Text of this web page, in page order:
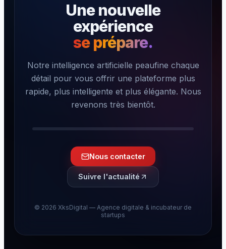
Une nouvelle
expérience
se prépare.
Notre intelligence artificielle peaufine chaque
détail pour vous offrir une plateforme plus
rapide, plus intelligente et plus élégante. Nous
revenons très bientôt.
Nous contacter
Suivre l'actualité
© 2026 XksDigital — Agence digitale & incubateur de
startups